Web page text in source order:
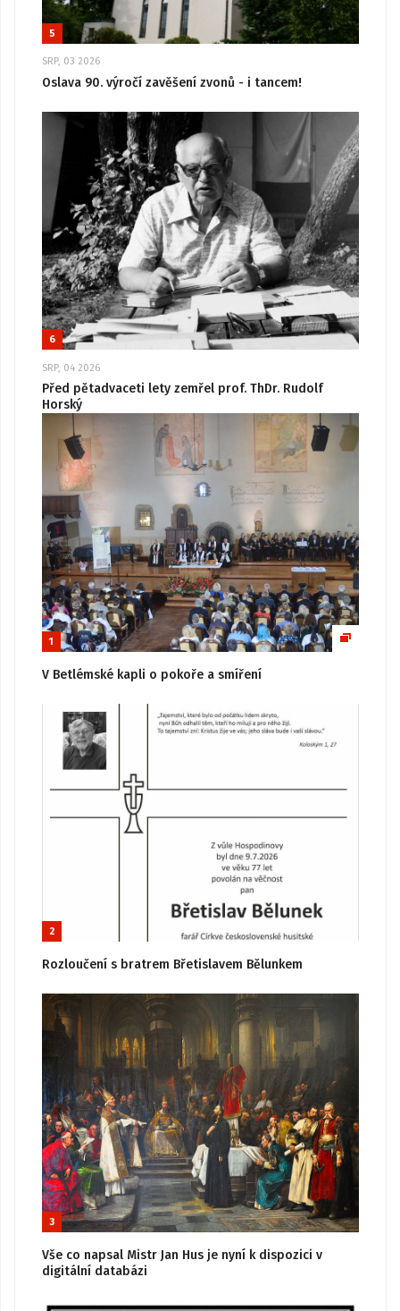
5
SRP, 03 2026
Oslava 90. výročí zavěšení zvonů - i tancem!
6
SRP, 04 2026
Před pětadvaceti lety zemřel prof. ThDr. Rudolf
Horský
1
V Betlémské kapli o pokoře a smíření
2
Rozloučení s bratrem Břetislavem Bělunkem
3
Vše co napsal Mistr Jan Hus je nyní k dispozici v
digitální databázi